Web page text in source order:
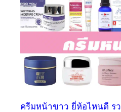
ครีมหน้าขาว ยี่ห้อไหนดี ร